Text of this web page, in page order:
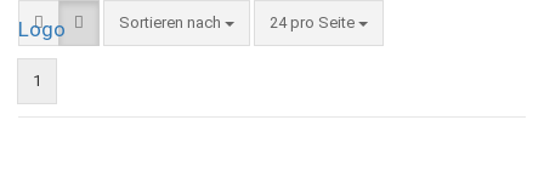
Sortieren nach
Sortieren nach 24 pro Seite
pro Seite
1